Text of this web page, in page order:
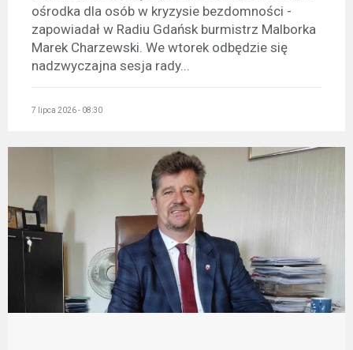
ośrodka dla osób w kryzysie bezdomności -
zapowiadał w Radiu Gdańsk burmistrz Malborka
Marek Charzewski. We wtorek odbędzie się
nadzwyczajna sesja rady...
7 lipca 2026 - 08:30